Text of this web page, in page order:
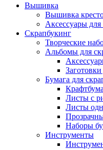
Вышивка
Вышивка
Аксессуары
Скрапбукинг
Творческие
Альбомы для
Бумага для
Листы c
Листы
Наборы
Инструменты